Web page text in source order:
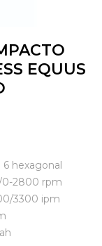
EQUUS
hexagonal
0-2800 rpm
3300 ipm